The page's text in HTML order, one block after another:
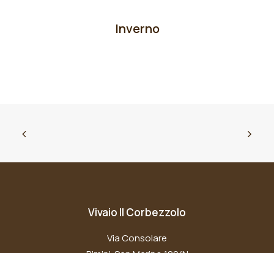
Inverno
Vivaio Il Corbezzolo
Via Consolare